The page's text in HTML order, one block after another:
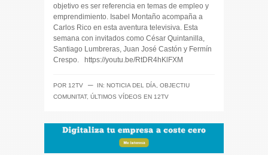
objetivo es ser referencia en temas de empleo y
emprendimiento. Isabel Montaño acompaña a
Carlos Rico en esta aventura televisiva. Esta
semana con invitados como César Quintanilla,
Santiago Lumbreras, Juan José Castón y Fermín
Crespo. https://youtu.be/RtDR4hKlFXM
POR 12TV ─ IN: NOTICIA DEL DÍA
OBJECTIU
COMUNITAT, ÚLTIMOS VÍDEOS EN 12TV